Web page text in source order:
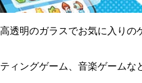
透明のガラスでお気に入り
ィングゲーム、音楽ゲームな